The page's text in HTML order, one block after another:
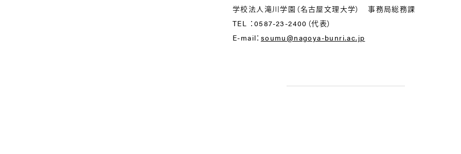
学校法人滝川学園（名古屋文理大学） 事務局総務課
TEL ：0587-23-2400（代表）
E-mail： soumu@nagoya-bunri.ac.jp